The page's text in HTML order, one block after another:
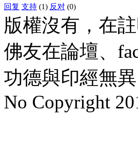
回复 支持 (1) 反对 (0)
版權沒有，在
佛友在論壇、
功德與印經無異
No Copyright